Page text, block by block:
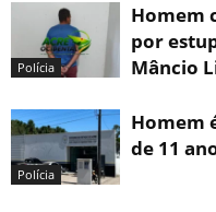
Polícia
Homem
por
Mâncio
Polícia
Homem
de 11